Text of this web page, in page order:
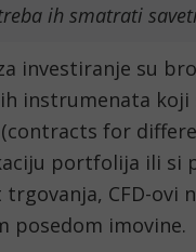
ih smatrati
investiranje su
instrumenata
(contracts for
portfolija ili si
CFD-ovi
posedom imovine.